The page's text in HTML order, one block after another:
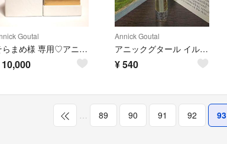
Goutal
そらまめ様 専用♡アニックグタール プチシェリー オードトワレ 100ml
10,000
Annick Goutal
アニックグタール イル オ テ
¥540
… 89 90 91 92 93